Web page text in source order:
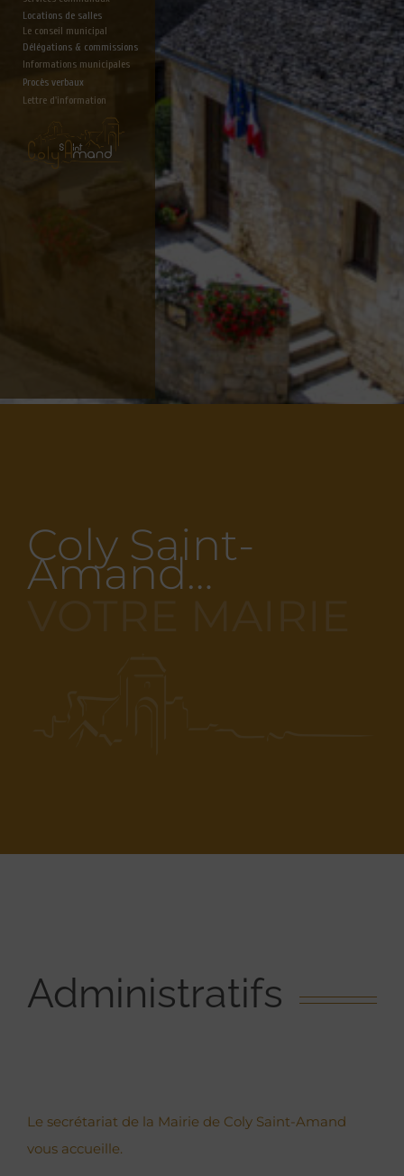
Locations de salles
Le conseil municipal
Délégations & commissions
Informations municipales
Lettre d'information
Procès verbaux
Coly Saint-
Amand…
Administratifs
Le secrétariat de la Mairie de Coly Saint-Amand
vous accueille.